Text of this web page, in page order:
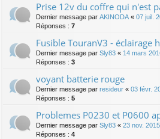
Prise 12v du coffre qui n'est
Dernier message par AKINODA « 07 juil.
Réponses : 7
Fusible TouranV3 - éclairage
Dernier message par Sly83 « 14 mars
Réponses : 3
voyant batterie rouge
Dernier message par resideur « 03 févr.
Réponses : 5
Problemes P0230 et P0600
Dernier message par Sly83 « 23 nov.
Réponses : 4